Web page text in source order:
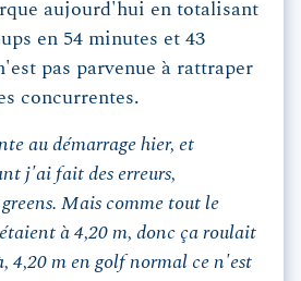
aujourd'hui en totalisant
en 54 minutes et 43
pas parvenue à rattraper
concurrentes.
au démarrage hier, et
j'ai fait des erreurs,
Mais comme tout le
à 4,20 m, donc ça roulait
4,20 m en golf normal ce n'est